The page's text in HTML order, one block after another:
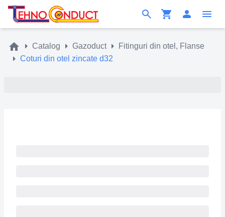
Catalog Gazoduct
Fitinguri din otel, Flanse
Coturi din otel zincate d32